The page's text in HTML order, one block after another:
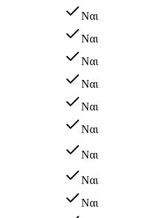
Ναι
Ναι
Ναι
Ναι
Ναι
Ναι
Ναι
Ναι
Ναι